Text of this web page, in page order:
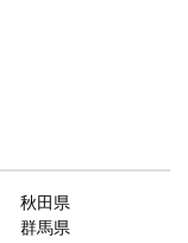
秋田県
群馬県